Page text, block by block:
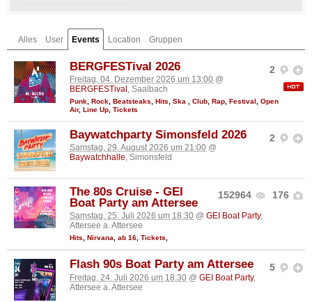
Alles User Events Location Gruppen
2
BERGFESTival 2026
Freitag, 04. Dezember 2026 um 13:00 @
BERGFESTival, Saalbach
Punk Rock Beatsteaks Hits Ska Club Rap Festival
Open
Air, Line Up Tickets
2
Baywatchparty Simonsfeld 2026
Samstag, 29. August 2026 um 21:00 @
Baywatchhalle, Simonsfeld
152964 176
The 80s Cruise - GEI
Boat Party am Attersee
Samstag, 25. Juli 2026 um 18:30 @ GEI Boat Party,
Attersee a. Attersee
Hits, Nirvana, ab 16, Tickets,
5
Flash 90s Boat Party am Attersee
Freitag, 24. Juli 2026 um 18:30 @ GEI Boat Party,
Attersee a. Attersee